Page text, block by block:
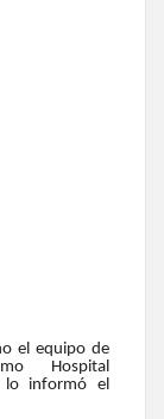
el equipo de
Hospital
lo informó el